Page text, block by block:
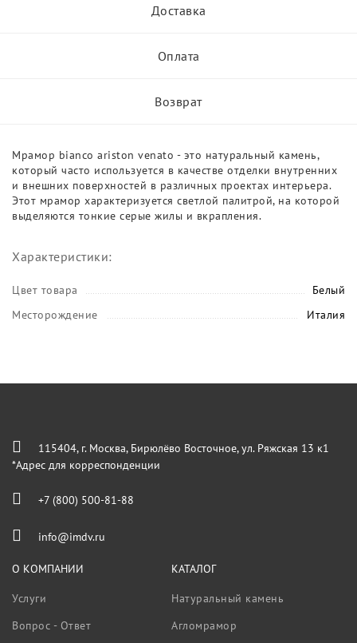
Доставка
Оплата
Возврат
Мрамор bianco ariston venato - это натуральный камень,
который часто используется в качестве отделки внутренних
и внешних поверхностей в различных проектах интерьера.
Этот мрамор характеризуется светлой палитрой, на которой
выделяются тонкие серые жилы и вкрапления.
Характеристики:
Цвет товара
Белый
Месторождение
Италия
115404, г. Москва, Бирюлёво Восточное, ул. Ряжская 13 к1
*Адрес для корреспонденции
+7 (800) 500-81-88
info@imdv.ru
О КОМПАНИИ
Услуги
Вопрос - Ответ
КАТАЛОГ
Натуральный камень
Агломрамор